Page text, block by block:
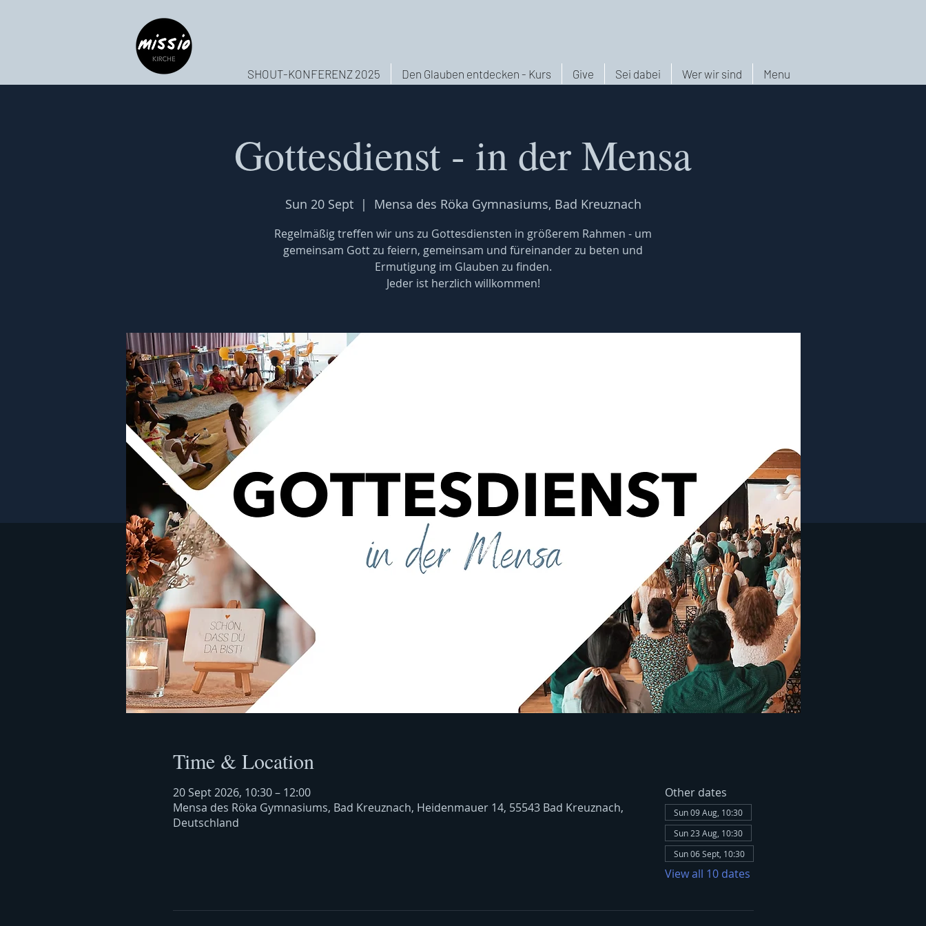
Menu
Wer wir sind
Sei dabei
Give
Den Glauben entdecken - Kurs
SHOUT-KONFERENZ 2025
Gottesdienst - in der Mensa
Sun 20 Sept
  |
Mensa des Röka Gymnasiums, Bad Kreuznach
Regelmäßig treffen wir uns zu Gottesdiensten in größerem Rahmen - um
gemeinsam Gott zu feiern, gemeinsam und füreinander zu beten und
Ermutigung im Glauben zu finden.
Jeder ist herzlich willkommen!
Time & Location
20 Sept 2026, 10:30 – 12:00
Mensa des Röka Gymnasiums, Bad Kreuznach, Heidenmauer 14, 55543 Bad Kreuznach,
Deutschland
Other dates
Sun 09 Aug, 10:30
Sun 23 Aug, 10:30
Sun 06 Sept, 10:30
View all 10 dates